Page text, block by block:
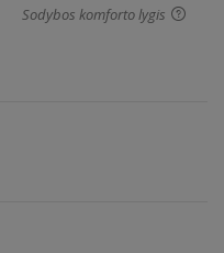
Sodybos komforto lygis